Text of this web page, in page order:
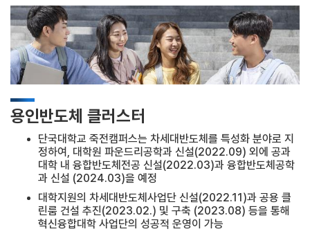
용인반도체 클러스터
단국대학교 죽전캠퍼스는 차세대반도체를 특성화 분야로 지
정하여, 대학원 파운드리공학과 신설(2022.09) 외에 공과
대학 내 융합반도체전공 신설(2022.03)과 융합반도체공학
과 신설 (2024.03)을 예정
대학지원의 차세대반도체사업단 신설(2022.11)과 공용 클
린룸 건설 추진(2023.02.) 및 구축 (2023.08) 등을 통해
혁신융합대학 사업단의 성공적 운영이 가능